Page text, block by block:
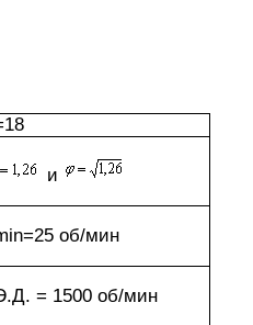
и
об/мин
= 1500 об/мин